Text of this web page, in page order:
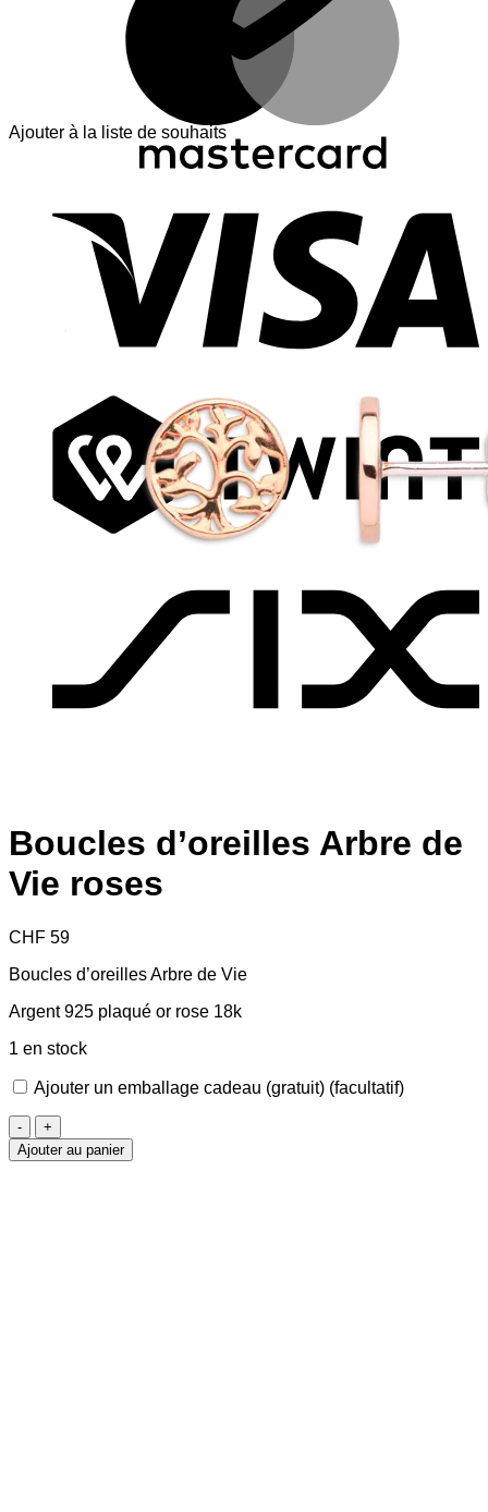
Ajouter à la liste de souhaits
Boucles d’oreilles Arbre de
Vie roses
CHF 59
Boucles d’oreilles Arbre de Vie
Argent 925 plaqué or rose 18k
1 en stock
Ajouter un emballage cadeau (gratuit) (facultatif)
quantité
de
Boucles
Ajouter au panier